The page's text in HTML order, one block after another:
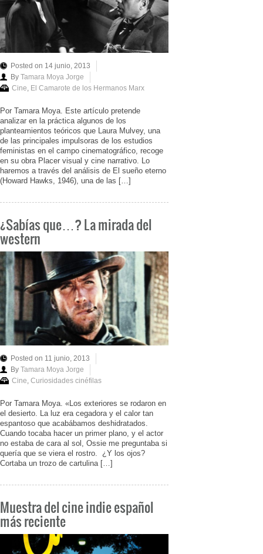
Posted on 14 junio, 2013
By Tamara Moya Jorge
Cine, El Camarote de los Hermanos Marx
Por Tamara Moya. Este artículo pretende
analizar en la práctica algunos de los
planteamientos teóricos que Laura Mulvey, una
de las principales impulsoras de los estudios
feministas en el campo cinematográfico, recoge
en su obra Placer visual y cine narrativo. Lo
haremos a través del análisis de El sueño eterno
(Howard Hawks, 1946), una de las […]
¿Sabías que…? La mirada del
western
Posted on 11 junio, 2013
By Tamara Moya Jorge
Cine Curiosidades cinéfilas
Por Tamara Moya. «Los exteriores se rodaron en
el desierto. La luz era cegadora y el calor tan
espantoso que acabábamos deshidratados.
Cuando tocaba hacer un primer plano, y el actor
no estaba de cara al sol, Ossie me preguntaba si
quería que se viera el rostro. ¿Y los ojos?
Cortaba un trozo de cartulina […]
Muestra del cine indie español
más reciente